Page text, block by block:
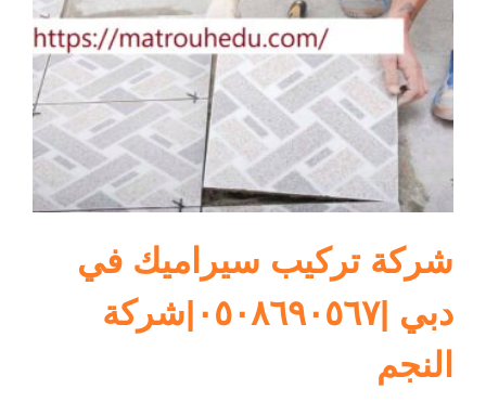
ام القيوين
شركة تركيب سيراميك في
دبي |٠٥٠٨٦٩٠٥٦٧|شركة
النجم